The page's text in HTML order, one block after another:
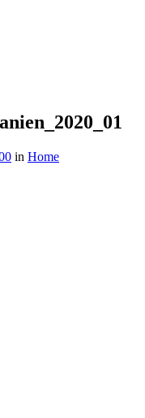
in Home